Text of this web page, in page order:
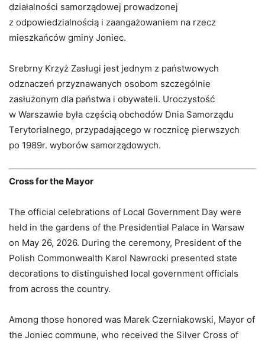
działalności samorządowej prowadzonej
z odpowiedzialnością i zaangażowaniem na rzecz
mieszkańców gminy Joniec.
Srebrny Krzyż Zasługi jest jednym z państwowych
odznaczeń przyznawanych osobom szczególnie
zasłużonym dla państwa i obywateli. Uroczystość
w Warszawie była częścią obchodów Dnia Samorządu
Terytorialnego, przypadającego w rocznicę pierwszych
po 1989r. wyborów samorządowych.
Cross for the Mayor
The official celebrations of Local Government Day were
held in the gardens of the Presidential Palace in Warsaw
on May 26, 2026. During the ceremony, President of the
Polish Commonwealth Karol Nawrocki presented state
decorations to distinguished local government officials
from across the country.
Among those honored was Marek Czerniakowski, Mayor of
the Joniec commune, who received the Silver Cross of